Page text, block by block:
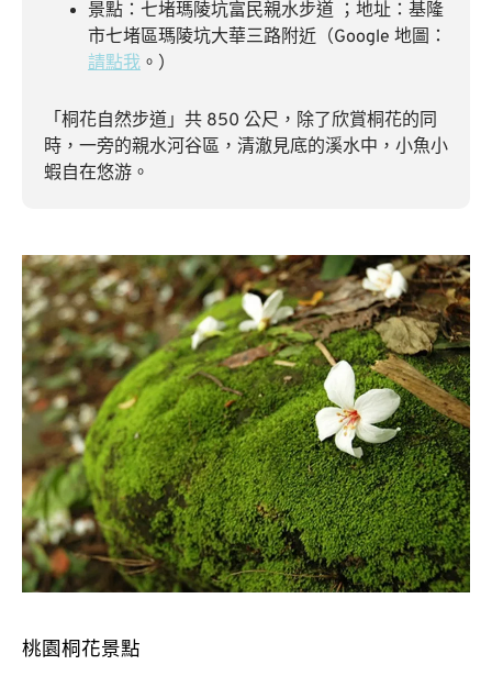
景點：七堵瑪陵坑富民親水步道 ；地址：基隆
市七堵區瑪陵坑大華三路附近（Google 地圖：
請點我 。）
「桐花自然步道」共 850 公尺，除了欣賞桐花的同
時，一旁的親水河谷區，清澈見底的溪水中，小魚小
蝦自在悠游。
桃園桐花景點